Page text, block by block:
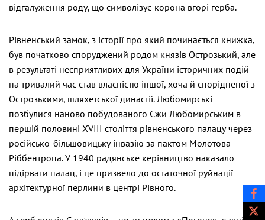
відгалуження роду, що символізує корона вгорі герба.
Рівненський замок, з історії про який починається книжка,
був початково споруджений родом князів Острозький, але
в результаті несприятливих для України історичних подій
на тривалий час став власністю іншої, хоча й спорідненої з
Острозькими, шляхетської династії. Любомирські
позбулися наново побудованого Єжи Любомирським в
першій половині XVIII століття рівненського палацу через
російсько-більшовицьку інвазію за пактом Молотова-
Ріббентропа. У 1940 радянське керівництво наказало
підірвати палац, і це призвело до остаточної руйнації
архітектурної перлини в центрі Рівного.